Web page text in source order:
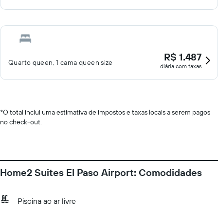
Quarto queen, 1 cama queen size R$ 1.487
diária com taxas
*O total inclui uma estimativa de impostos e taxas locais a serem pagos
no check-out.
Home2 Suites El Paso Airport: Comodidades
Piscina ao ar livre